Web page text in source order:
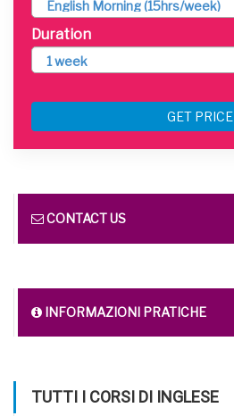
Duration
GET PRICE
CONTACT US
INFORMAZIONI PRATICHE
TUTTI I CORSI DI INGLESE